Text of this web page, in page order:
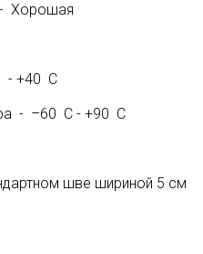
- Хорошая
- +40 С
- –60 С - +90 С
шве шириной 5 см